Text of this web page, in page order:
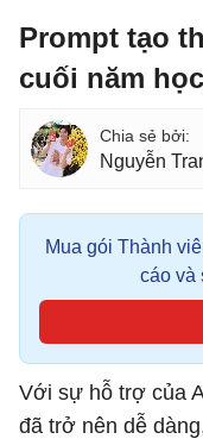
Prompt tạo
cuối năm học
Nguyễn
Mua gói Thành
cáo và
Với sự hỗ trợ của
đã trở nên dễ